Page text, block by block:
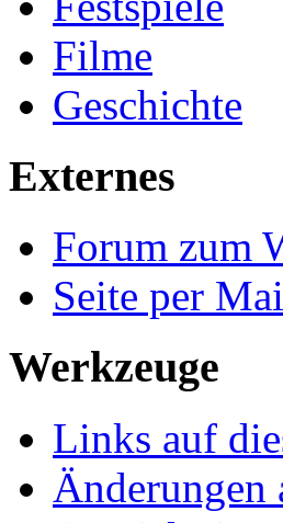
Filme
Geschichte
Externes
Forum zum
Seite per
Werkzeuge
Links auf
Änderungen